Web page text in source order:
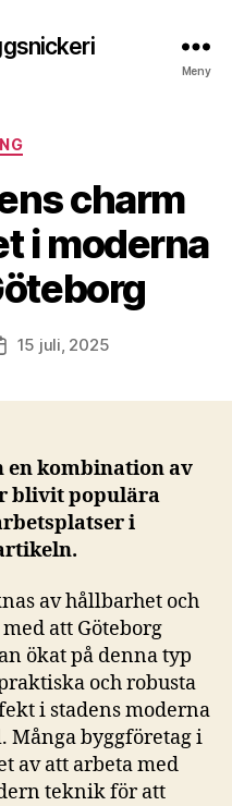
Meny
charm
i moderna
15 juli, 2025
en kombination av
blivit populära
i
av hållbarhet och
att Göteborg
ökat på denna typ
och robusta
i stadens moderna
Många byggföretag i
av att arbeta med
teknik för att